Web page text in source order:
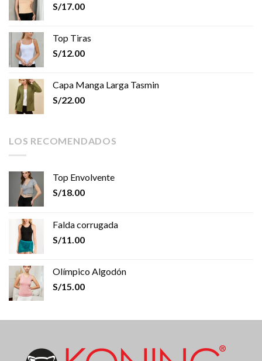
S/17.00
Top Tiras
S/12.00
Capa Manga Larga Tasmin
S/22.00
LOS RECOMENDADOS
Top Envolvente
S/18.00
Falda corrugada
S/11.00
Olímpico Algodón
S/15.00